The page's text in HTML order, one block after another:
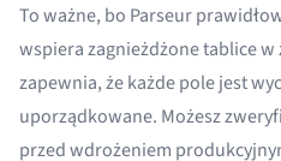
To ważne, bo Parseur
wspiera zagnieżdżone tablice
zapewnia, że każde pole jest
uporządkowane. Możesz
przed wdrożeniem